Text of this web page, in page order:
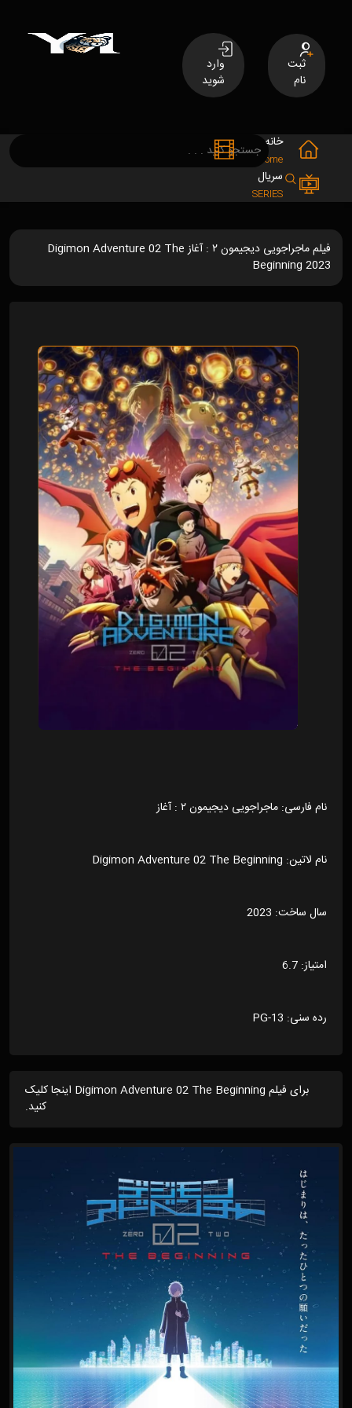
ثبت
نام
وارد
شوید
خانه
Home
سریال
SERIES
فیلم ماجراجویی دیجیمون ۲ : آغاز Digimon Adventure 02 The
Beginning 2023
نام فارسی: ماجراجویی دیجیمون ۲ : آغاز
نام لاتین: Digimon Adventure 02 The Beginning
سال ساخت: 2023
امتیاز: 6.7
رده سنی: PG-13
برای فیلم Digimon Adventure 02 The Beginning اینجا کلیک
کنید.